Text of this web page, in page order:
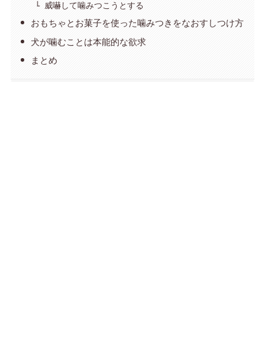
威嚇して噛みつこうとする
おもちゃとお菓子を使った噛みつきをなおすしつけ方
犬が噛むことは本能的な欲求
まとめ